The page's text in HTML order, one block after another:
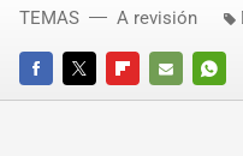
FACEBOOKTWITTERFLIPBOARD
E-
TEMAS A revisión